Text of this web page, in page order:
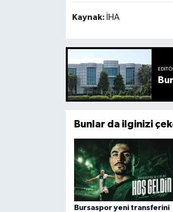
Kaynak: İHA
Bunlar da ilginizi
Bursaspor yeni transferini